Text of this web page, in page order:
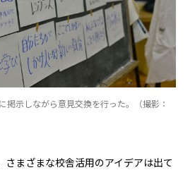
掲示しながら意見交換を行った。（撮影：
さまざまな校舎活用のアイデアは出て